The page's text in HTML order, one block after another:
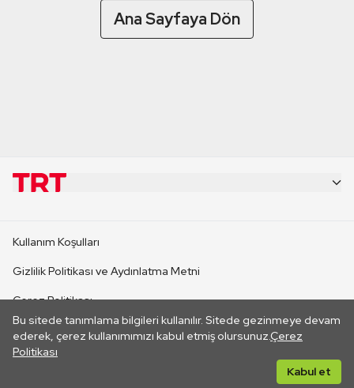
Ana Sayfaya Dön
Bu sitede tanımlama bilgileri kullanılır. Sitede gezinmeye devam
ederek, çerez kullanımımızı kabul etmiş olursunuz.Çerez
Politikası
Kabul et
CANLI YAYINLAR
Kullanım Koşulları
Gizlilik Politikası ve Aydınlatma Metni
Çerez Politikası
İletişim
Her hakkı saklıdır. ©2026 TRT. Bağlantı yoluyla gidilen dış